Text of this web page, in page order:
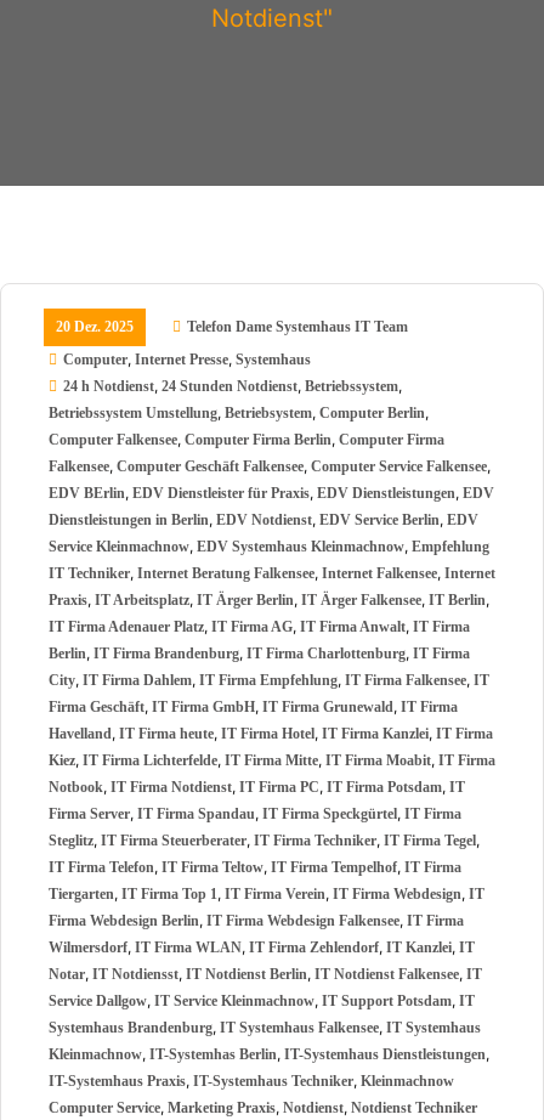
Notdienst"
20 Dez. 2025
Telefon Dame Systemhaus IT Team
Computer, Internet Presse, Systemhaus
24 h Notdienst, 24 Stunden Notdienst, Betriebssystem,
Betriebssystem Umstellung, Betriebsystem, Computer Berlin,
Computer Falkensee, Computer Firma Berlin, Computer Firma
Falkensee, Computer Geschäft Falkensee, Computer Service Falkensee,
EDV BErlin, EDV Dienstleister für Praxis, EDV Dienstleistungen, EDV
Dienstleistungen in Berlin, EDV Notdienst, EDV Service Berlin, EDV
Service Kleinmachnow, EDV Systemhaus Kleinmachnow, Empfehlung
IT Techniker, Internet Beratung Falkensee, Internet Falkensee, Internet
Praxis, IT Arbeitsplatz, IT Ärger Berlin, IT Ärger Falkensee, IT Berlin,
IT Firma Adenauer Platz, IT Firma AG, IT Firma Anwalt, IT Firma
Berlin, IT Firma Brandenburg, IT Firma Charlottenburg, IT Firma
City, IT Firma Dahlem, IT Firma Empfehlung, IT Firma Falkensee, IT
Firma Geschäft, IT Firma GmbH, IT Firma Grunewald, IT Firma
Havelland, IT Firma heute, IT Firma Hotel, IT Firma Kanzlei, IT Firma
Kiez, IT Firma Lichterfelde, IT Firma Mitte, IT Firma Moabit, IT Firma
Notbook, IT Firma Notdienst, IT Firma PC, IT Firma Potsdam, IT
Firma Server, IT Firma Spandau, IT Firma Speckgürtel, IT Firma
Steglitz, IT Firma Steuerberater, IT Firma Techniker, IT Firma Tegel,
IT Firma Telefon, IT Firma Teltow, IT Firma Tempelhof, IT Firma
Tiergarten, IT Firma Top 1, IT Firma Verein, IT Firma Webdesign, IT
Firma Webdesign Berlin, IT Firma Webdesign Falkensee, IT Firma
Wilmersdorf, IT Firma WLAN, IT Firma Zehlendorf, IT Kanzlei, IT
Notar, IT Notdiensst, IT Notdienst Berlin, IT Notdienst Falkensee, IT
Service Dallgow, IT Service Kleinmachnow, IT Support Potsdam, IT
Systemhaus Brandenburg, IT Systemhaus Falkensee, IT Systemhaus
Kleinmachnow, IT-Systemhas Berlin, IT-Systemhaus Dienstleistungen,
IT-Systemhaus Praxis, IT-Systemhaus Techniker, Kleinmachnow
Computer Service, Marketing Praxis, Notdienst, Notdienst Techniker